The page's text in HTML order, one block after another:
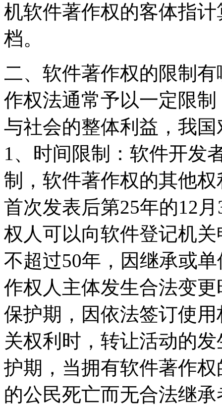
机软件著作权的客体指
档。
二、软件著作权的限制
作权法通常予以一定限
与社会的整体利益，我
1、时间限制：软件开发
制，软件著作权的其他
首次发表后第25年的12
权人可以向软件登记机
不超过50年，因继承或
作权人主体发生合法变
保护期，因依法签订使
关权利时，转让活动的
护期，当拥有软件著作
的公民死亡而无合法继